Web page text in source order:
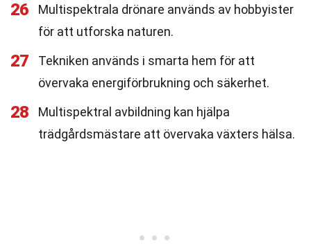
26
Multispektrala drönare används av hobbyister
för att utforska naturen.
27
Tekniken används i smarta hem för att
övervaka energiförbrukning och säkerhet.
28
Multispektral avbildning kan hjälpa
trädgårdsmästare att övervaka växters hälsa.